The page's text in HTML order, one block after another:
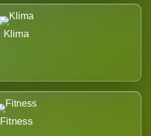
Klima
Fitness